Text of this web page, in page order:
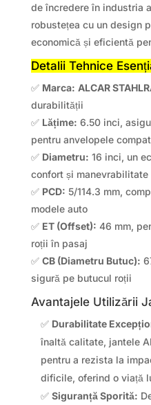
de încredere în industria
robustețea cu un design
economică și eficientă
Detalii Tehnice
✅ Marca: ALCAR
durabilității
✅ Lățime: 6.50 inci,
pentru anvelopele
✅ Diametru: 16 inci, un
confort și manevrabilitate
✅ PCD: 5/114.3 mm,
modele auto
✅ ET (Offset): 46 mm,
roții în pasaj
✅ CB (Diametru Butuc):
sigură pe butucul roții
Avantajele Utilizării
✅ Durabilitate
înaltă calitate, jantele
pentru a rezista la
dificile, oferind o viață
✅ Siguranță Sporită: